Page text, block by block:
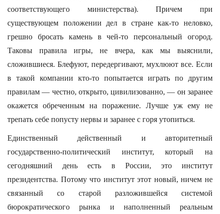
соответствующего министерства). Причем при
существующем положении дел в стране как-то неловко,
грешно бросать камень в чей-то персональный огород.
Таковы правила игры, не вчера, как мы выяснили,
сложившиеся. Блефуют, передергивают, мухлюют все. Если
в такой компании кто-то попытается играть по другим
правилам — честно, открыто, цивилизованно, — он заранее
окажется обреченным на поражение. Лучше уж ему не
трепать себе попусту нервы и заранее с горя утопиться.
Единственный действенный и авторитетный
государственно-политический институт, который на
сегодняшний день есть в России, это институт
президентства. Потому что институт этот новый, ничем не
связанный со старой разложившейся системой
бюрократического рынка и наполненный реальным